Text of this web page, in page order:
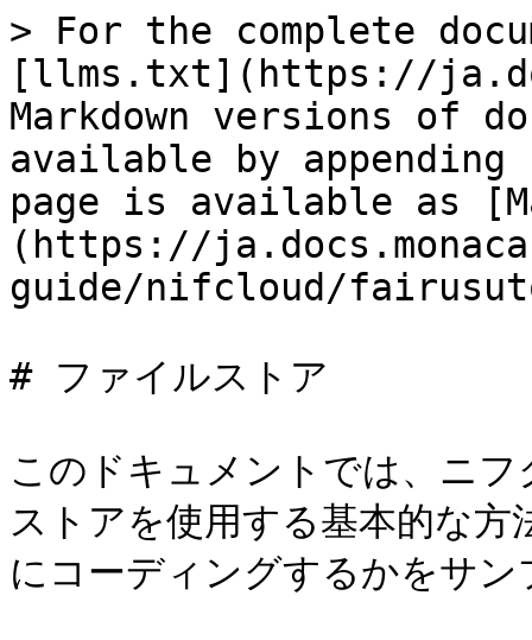
> For the complete
[llms.txt](https://
Markdown versions of
available by
page is available as
(https://
guide/nifcloud/
# ファイルストア
このドキュメントでは、ニ
ストアを使用する基本的な
にコーディングするかをサ